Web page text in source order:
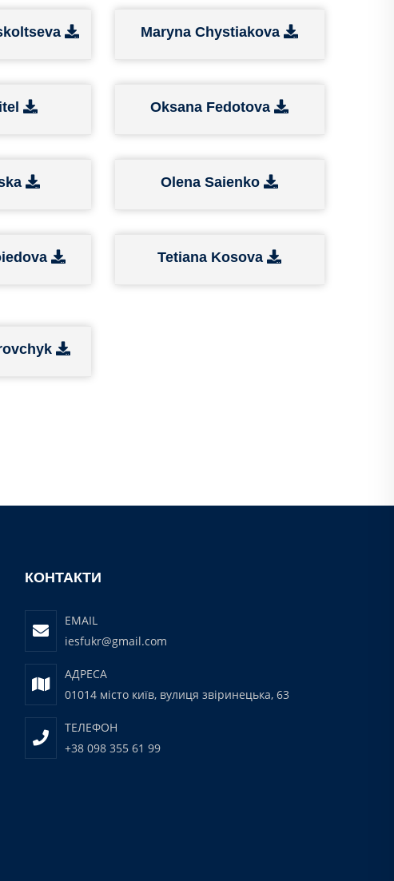
Maryna Chystiakova
Oksana Fedotova
Olena Saienko
Tetiana Kosova
КОНТАКТИ
EMAIL
iesfukr@gmail.com
АДРЕСА
01014 місто київ, вулиця звіринецька, 63
ТЕЛЕФОН
+38 098 355 61 99